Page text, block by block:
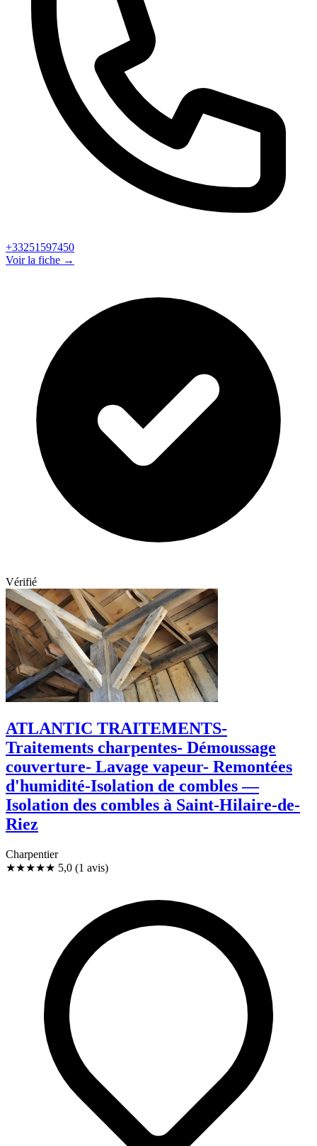
+33251597450
Voir la fiche →
Vérifié
ATLANTIC TRAITEMENTS-
Traitements charpentes- Démoussage
couverture- Lavage vapeur- Remontées
d'humidité-Isolation de combles —
Isolation des combles à Saint-Hilaire-de-
Riez
Charpentier
★★★★★ 5,0 (1 avis)